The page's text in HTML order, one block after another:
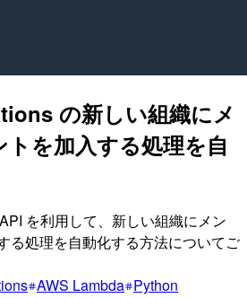
の新しい組織にメ
を加入する処理を自
を利用して、新しい組織にメン
る処理を自動化する方法についてご
AWS Lambda Python